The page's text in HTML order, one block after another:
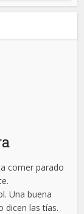
comer parado
Una buena
dicen las tías.